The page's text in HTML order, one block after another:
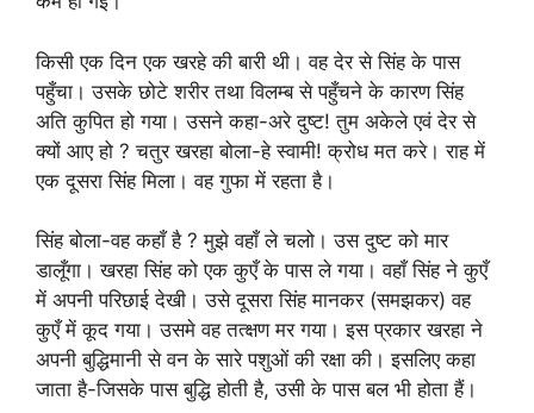
किसी एक दिन एक खरहे की बारी थी। वह देर से सिंह के पास
पहुँचा। उसके छोटे शरीर तथा विलम्ब से पहुँचने के कारण सिंह
अति कुपित हो गया। उसने कहा-अरे दुष्ट! तुम अकेले एवं देर से
क्यों आए हो ? चतुर खरहा बोला-हे स्वामी! क्रोध मत करे। राह में
एक दूसरा सिंह मिला। वह गुफा में रहता है।
सिंह बोला-वह कहाँ है ? मुझे वहाँ ले चलो। उस दुष्ट को मार
डालूँगा। खरहा सिंह को एक कुएँ के पास ले गया। वहाँ सिंह ने कुएँ
में अपनी परिछाई देखी। उसे दूसरा सिंह मानकर (समझकर) वह
कुएँ में कूद गया। उसमे वह तत्क्षण मर गया। इस प्रकार खरहा ने
अपनी बुद्धिमानी से वन के सारे पशुओं की रक्षा की। इसलिए कहा
जाता है-जिसके पास बुद्धि होती है, उसी के पास बल भी होता हैं।